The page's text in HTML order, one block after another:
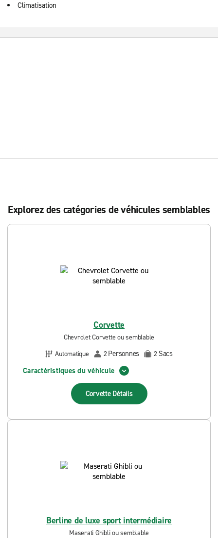
Climatisation
Explorez des catégories de véhicules semblables
Corvette
Chevrolet Corvette ou semblable
Automatique
2Personnes 2 Sacs
Caractéristiques du véhicule
Corvette Détails
Berline de luxe sport intermédiaire
Maserati Ghibli ou semblable